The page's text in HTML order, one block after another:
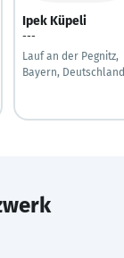
Ipek Küpeli
---
Lauf an der Pegnitz,
Bayern, Deutschland